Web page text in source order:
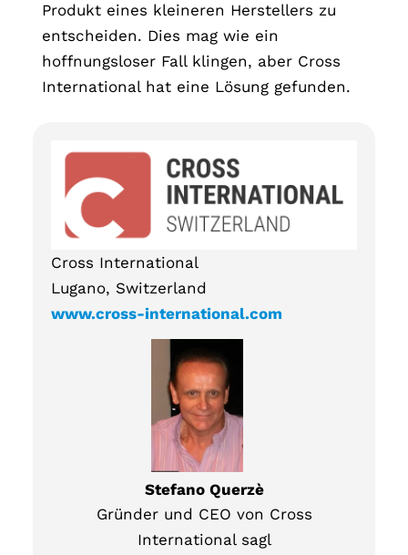
Produkt eines kleineren Herstellers zu
entscheiden. Dies mag wie ein
hoffnungsloser Fall klingen, aber Cross
International hat eine Lösung gefunden.
Cross International
Lugano, Switzerland
www.cross-international.com
Stefano Querzè
Gründer und CEO von Cross
International sagl